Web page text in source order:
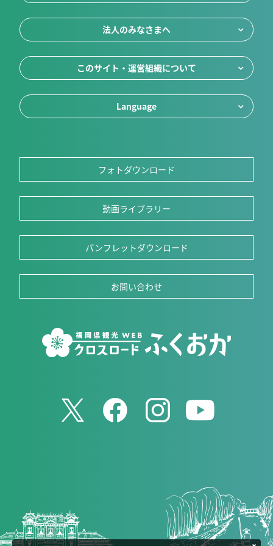
法人のみなさまへ
このサイト・運営組織について
Language
フォトダウンロード
動画ライブラリー
パンフレットダウンロード
お問い合わせ